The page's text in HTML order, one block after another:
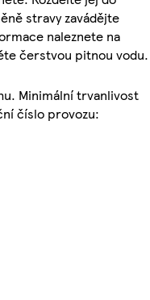
stravy zavádějte
naleznete na
čerstvou pitnou vodu.
Minimální trvanlivost
číslo provozu: